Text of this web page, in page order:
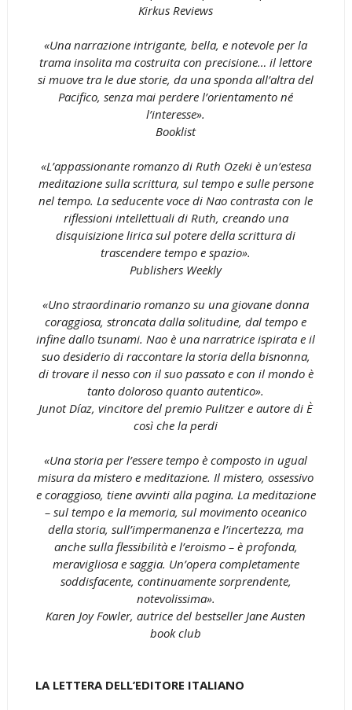
Kirkus Reviews
«Una narrazione intrigante, bella, e notevole per la
trama insolita ma costruita con precisione… il lettore
si muove tra le due storie, da una sponda all’altra del
Pacifico, senza mai perdere l’orientamento né
l’interesse».
Booklist
«L’appassionante romanzo di Ruth Ozeki è un’estesa
meditazione sulla scrittura, sul tempo e sulle persone
nel tempo. La seducente voce di Nao contrasta con le
riflessioni intellettuali di Ruth, creando una
disquisizione lirica sul potere della scrittura di
trascendere tempo e spazio».
Publishers Weekly
«Uno straordinario romanzo su una giovane donna
coraggiosa, stroncata dalla solitudine, dal tempo e
infine dallo tsunami. Nao è una narratrice ispirata e il
suo desiderio di raccontare la storia della bisnonna,
di trovare il nesso con il suo passato e con il mondo è
tanto doloroso quanto autentico».
Junot Díaz, vincitore del premio Pulitzer e autore di È
così che la perdi
«Una storia per l’essere tempo è composto in ugual
misura da mistero e meditazione. Il mistero, ossessivo
e coraggioso, tiene avvinti alla pagina. La meditazione
– sul tempo e la memoria, sul movimento oceanico
della storia, sull’impermanenza e l’incertezza, ma
anche sulla flessibilità e l’eroismo – è profonda,
meravigliosa e saggia. Un’opera completamente
soddisfacente, continuamente sorprendente,
notevolissima».
Karen Joy Fowler, autrice del bestseller Jane Austen
book club
LA LETTERA DELL’EDITORE ITALIANO